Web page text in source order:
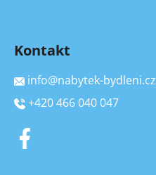
Kontakt
info@nabytek-bydleni.cz
+420 466 040 047